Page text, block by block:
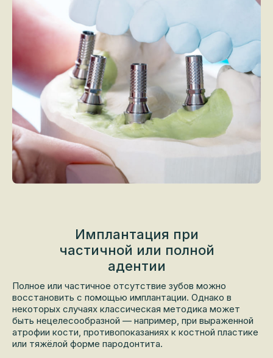
Имплантация при
частичной или полной
адентии
Полное или частичное отсутствие зубов можно
восстановить с помощью имплантации. Однако в
некоторых случаях классическая методика может
быть нецелесообразной — например, при выраженной
атрофии кости, противопоказаниях к костной пластике
или тяжёлой форме пародонтита.